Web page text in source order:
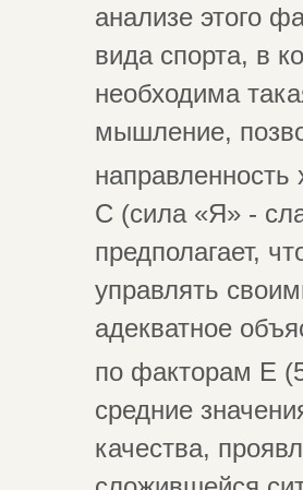
анализе этого
вида спорта, в
необходима
мышление,
направленность
С (сила «Я» -
предполагает,
управлять
адекватное
по факторам Е
средние
качества,